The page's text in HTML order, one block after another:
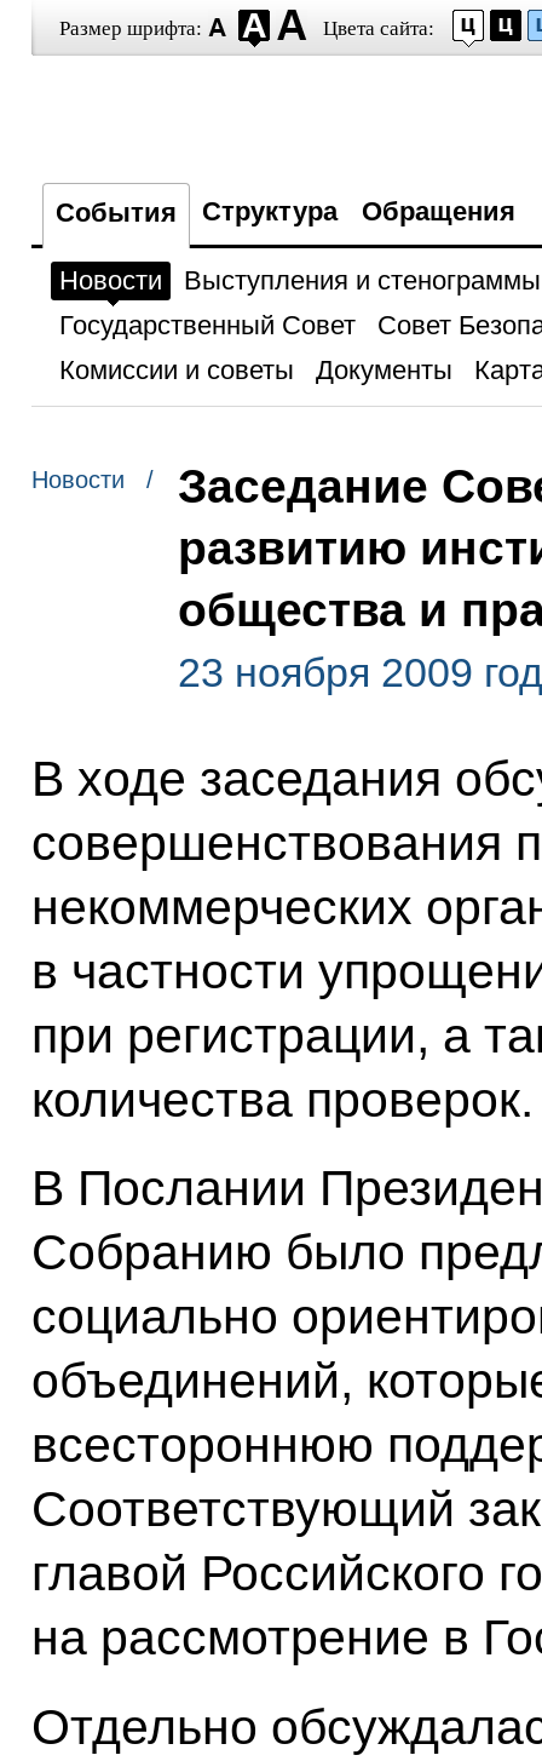
Размер шрифта: Цвета сайта:
События Структура Обращения
Новости
Выступления и стенограммы
Государственный Совет
Совет
Комиссии и советы
Документы
Новости /
Заседание
развитию
общества и
23 ноября 2009
В ходе заседания
совершенствования
некоммерческих
в частности
при регистрации, а
количества проверок.
В Послании
Собранию было
социально
объединений,
всестороннюю
Соответствующий
главой Российского
на рассмотрение в
Отдельно